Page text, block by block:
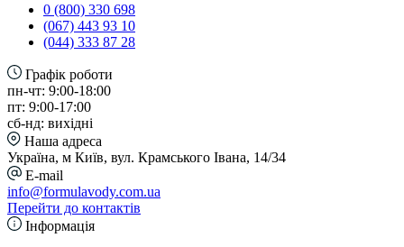
0 (800) 330 698
(067) 443 93 10
(044) 333 87 28
Графік роботи
пн-чт: 9:00-18:00
пт: 9:00-17:00
сб-нд: вихідні
Наша адреса
Україна, м Київ, вул. Крамського Івана, 14/34
E-mail
info@formulavody.com.ua
Перейти до контактів
Інформація